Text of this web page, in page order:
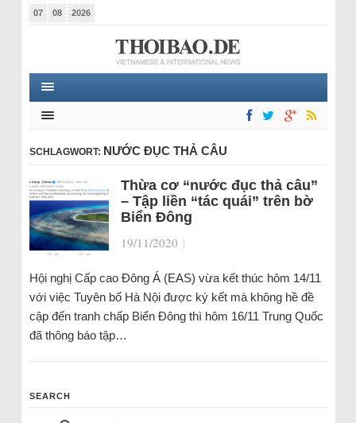
07 08 2026
SCHLAGWORT: NƯỚC ĐỤC THẢ CÂU
Thừa cơ “nước đục thả câu”
– Tập liền “tác quái” trên bờ
Biển Đông
19/11/2020 |
Hội nghị Cấp cao Đông Á (EAS) vừa kết thúc hôm 14/11
với việc Tuyên bố Hà Nội được ký kết mà không hề đề
cập đến tranh chấp Biển Đông thì hôm 16/11 Trung Quốc
đã thông báo tập…
SEARCH